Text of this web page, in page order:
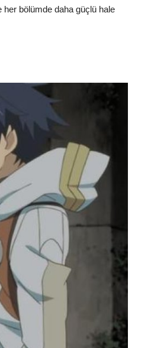
her bölümde daha güçlü hale